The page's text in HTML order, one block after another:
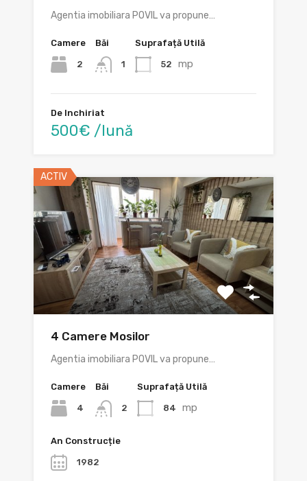
Agentia imobiliara POVIL va propune…
Camere
2
Băi
1
Suprafață Utilă
52 mp
De Inchiriat
500€ /lună
ACTIV
4 Camere Mosilor
Agentia imobiliara POVIL va propune…
Camere
4
Băi
2
Suprafață Utilă
84 mp
An Construcție
1982